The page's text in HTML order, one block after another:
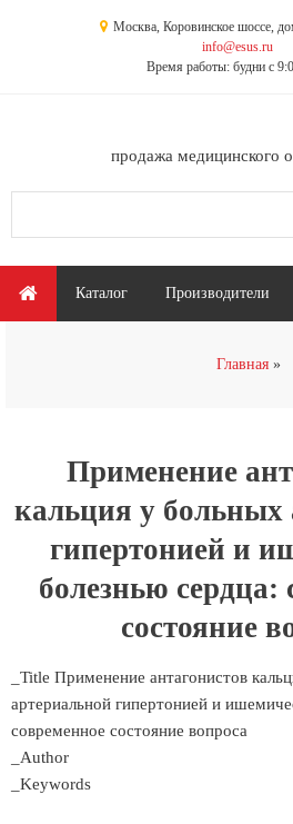
Москва, Коровинское шоссе,
info@esus.ru
Время работы: будни с
продажа медицинского
Главное меню
Каталог Производители
Главная
Применение
кальция у больных
гипертонией и
болезнью сердца:
состояние
_Title Применение антагонистов
артериальной гипертонией и
современное состояние вопроса
_Author
_Keywords